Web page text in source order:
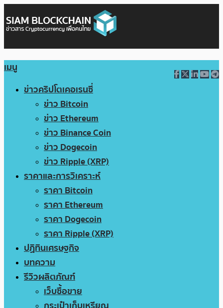
เมนู
ข่าวคริปโตเคอเรนซี่
ข่าว Bitcoin
ข่าว Ethereum
ข่าว Binance Coin
ข่าว Dogecoin
ข่าว Ripple (XRP)
ราคาและการวิเคราะห์
ราคา Bitcoin
ราคา Ethereum
ราคา Dogecoin
ราคา Ripple (XRP)
ปฏิทินเศรษฐกิจ
บทความ
รีวิวผลิตภัณฑ์
เว็บซื้อขาย